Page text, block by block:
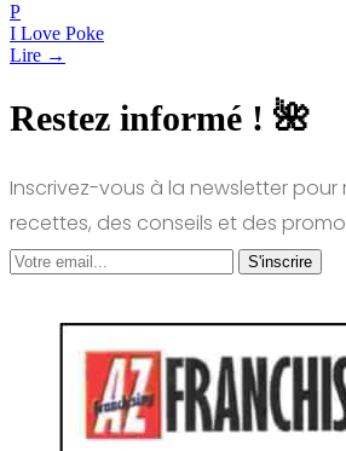
P
I Love Poke
Lire →
Restez informé ! 🌺
Inscrivez-vous à la newsletter pour
recettes, des conseils et des
S'inscrire